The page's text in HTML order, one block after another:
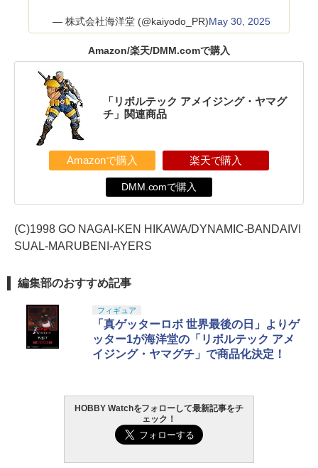
— 株式会社海洋堂 (@kaiyodo_PR)May 30, 2025
Amazon/楽天/DMM.comで購入
「リボルテック アメイジング・ヤマグ
チ」関連商品
Amazonで購入 楽天で購入
DMM.comで購入
(C)1998 GO NAGAI-KEN HIKAWA/DYNAMIC-BANDAIVI
SUAL-MARUBENI-AYERS
編集部のおすすめ記事
フィギュア
「真ゲッターロボ 世界最後の日」よりゲ
ッター1が海洋堂の「リボルテック アメ
イジング・ヤマグチ」で商品化決定！
HOBBY Watchをフォローして最新記事をチ
ェック！